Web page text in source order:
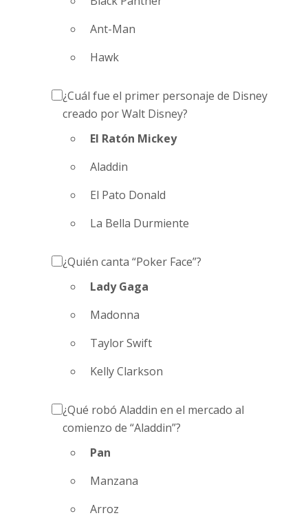
Ant-Man
Hawk
¿Cuál fue el primer personaje de Disney
creado por Walt Disney?
El Ratón Mickey
Aladdin
El Pato Donald
La Bella Durmiente
¿Quién canta “Poker Face”?
Lady Gaga
Madonna
Taylor Swift
Kelly Clarkson
¿Qué robó Aladdin en el mercado al
comienzo de “Aladdin”?
Pan
Manzana
Arroz